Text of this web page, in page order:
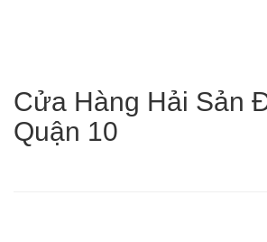
Cửa Hàng Hải Sản
Quận 10